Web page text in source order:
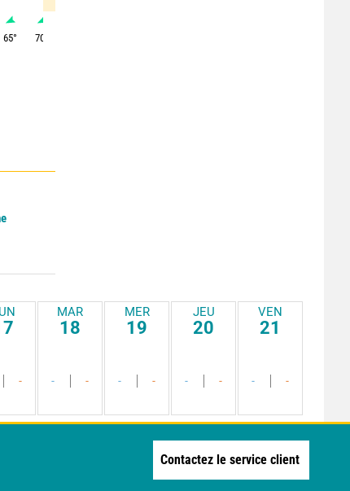
65° 70
-
MAR
18
- -
MER
19
- -
JEU
20
- -
VEN
21
- -
Contactez le service client